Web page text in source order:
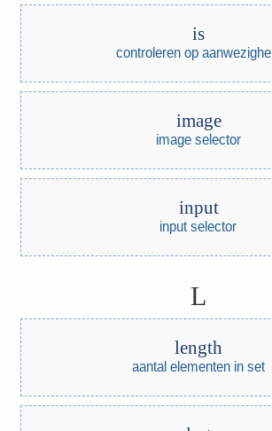
is
controleren op
image
image selector
input
input selector
L
length
aantal elementen in set